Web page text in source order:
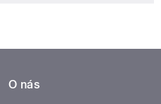
O nás